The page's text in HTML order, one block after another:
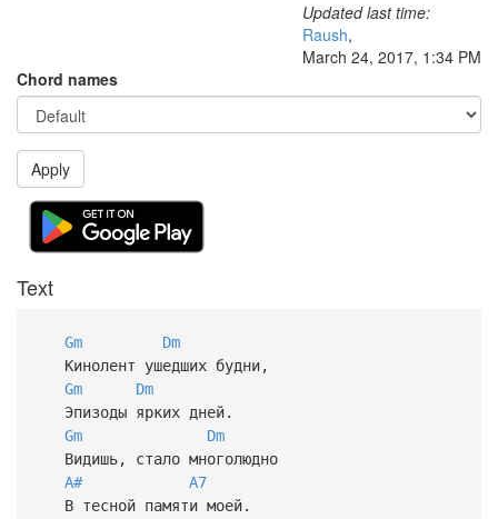
Updated last time:
Raush,
March 24, 2017, 1:34 PM
Chord names
Apply
Text
Gm
Dm
Кинолент ушедших будни,
Gm
Dm
Эпизоды ярких дней.
Gm
Dm
Видишь, стало многолюдно
A#
A7
В тесной памяти моей.